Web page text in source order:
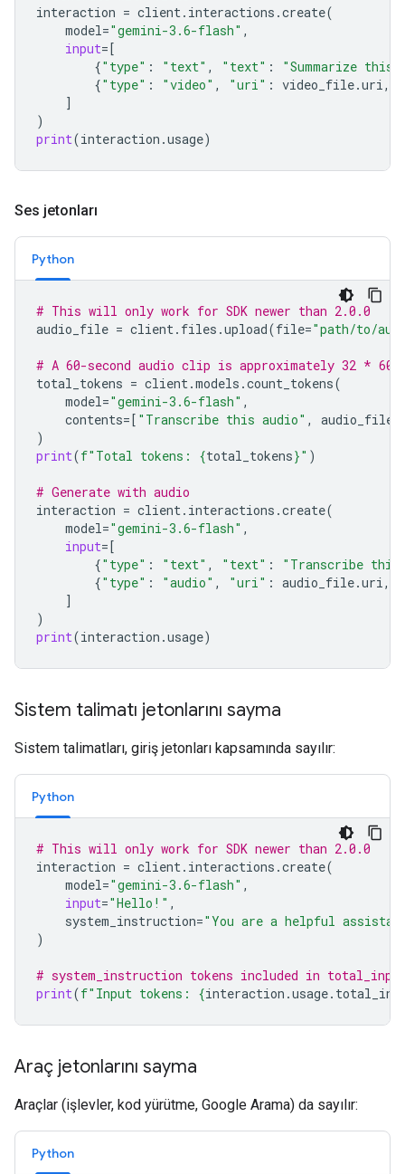
interaction = client. interactions .create(
model="gemini-3.6-flash" ,
input=[
{"type" : "text" , "text" :
"Summarize this
{"type" : "video" , "uri" : video_file.uri,
]
)
print(interaction .usage)
Ses jetonları
Python
# This will only work for SDK newer than 2.0.0
audio_file = client. files .upload(file="path/to/
# A 60-second audio clip is approximately 32 * 60
total_tokens = client.models .count_tokens(
model="gemini-3.6-flash" ,
contents=[ "Transcribe this audio" , audio_file
)
print(f"Total tokens: {total_tokens}" )
# Generate with audio
interaction = client. interactions .create(
model="gemini-3.6-flash" ,
input=[
{"type" : "text" , "text" :
"Transcribe this
{"type" : "audio" , "uri" : audio_file.uri,
]
)
print(interaction .usage)
Sistem talimatı jetonlarını sayma
Sistem talimatları, giriş jetonları kapsamında sayılır:
Python
# This will only work for SDK newer than 2.0.0
interaction = client. interactions .create(
model="gemini-3.6-flash" ,
input="Hello!" ,
system_instruction="You are a helpful
)
# system_instruction tokens included in
print(f"Input tokens: {interaction .usage.
Araç jetonlarını sayma
Araçlar (işlevler, kod yürütme, Google Arama) da sayılır:
Python